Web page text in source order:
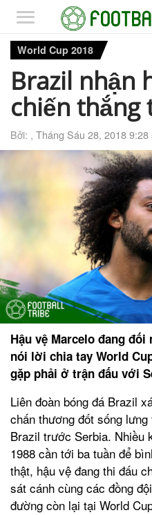
World Cup 2018
Brazil nhận
chiến thắng
Bởi: , Tháng Sáu 28, 2018 9:28
Hậu vệ Marcelo đang
nói lời chia tay World
gặp phải ở trận đấu với
Liên đoàn bóng đá Brazil
chấn thương đốt sống
Brazil trước Serbia. Nhiều
1988 cần tới ba tuần để
thật, hậu vệ đang thi đấu
sát cánh cùng các đồng
đường còn lại tại World